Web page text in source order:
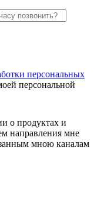
персональных
персональной
о продуктах и
направления мне
мною каналам